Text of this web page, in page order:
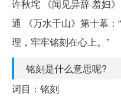
许秋垞 《闻见异辞·羞妇
通 《万水千山》第十幕
理，牢牢铭刻在心上。”
铭刻是什么意思呢?
词目：铭刻